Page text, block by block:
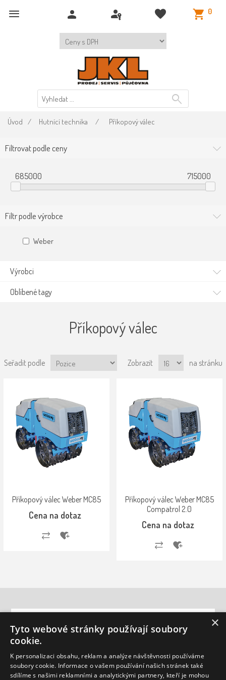
0
Úvod / Hutnící technika / Příkopový válec
Filtrovat podle ceny
685000 715000
Filtr podle výrobce
Weber
Výrobci
Oblíbené tagy
Příkopový válec
Seřadit podle Zobrazit na stránku
Příkopový válec Weber MC85
Cena na dotaz
Příkopový válec Weber MC85
Compatrol 2.0
Cena na dotaz
ZÁKAZNICKÁ PODPORA
MŮJ ÚČET
×
Tyto webové stránky používají soubory
cookie.
K personalizaci obsahu, reklam a analýze návštěvnosti používáme
soubory cookie. Informace o vašem používání našich stránek také
sdílíme s našimi reklamními a analytickými partnery, kteří je mohou